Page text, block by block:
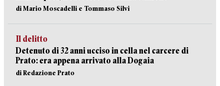
di Mario Moscadelli e Tommaso Silvi
Il delitto
Detenuto di 32 anni ucciso in cella nel carcere di
Prato: era appena arrivato alla Dogaia
di Redazione Prato